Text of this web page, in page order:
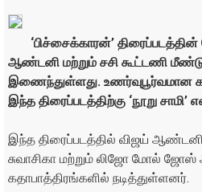
‘பிச்சைக்காரன்’ திரைப்படத்தின்
ஆண்டனி மற்றும் சசி கூட்டணி
இணைந்துள்ளது. உணர்வுபூர்வமான
இந்த திரைப்படத்திற்கு ‘நூறு சாமி’
இந்த திரைப்படத்தில் விஜய்
சுவாசிகா மற்றும் லிஜோ மோல் ஜோஸ்
கதாபாத்திரங்களில் நடித்துள்ளனர்.